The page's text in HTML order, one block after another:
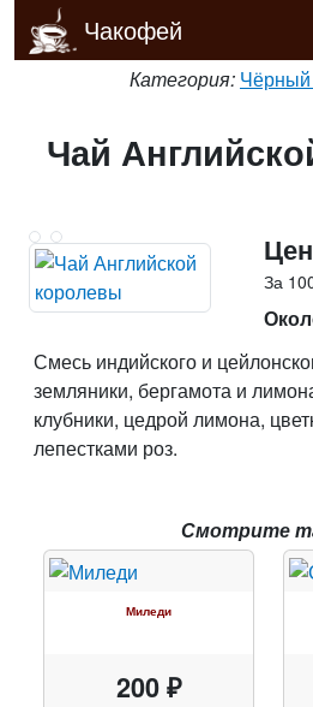
Чакофей
Категория: Чёрный
Чай
За
Смесь индийского и
земляники, бергамота и
клубники, цедрой лимона,
лепестками роз.
Смотрите
Миледи
200 ₽